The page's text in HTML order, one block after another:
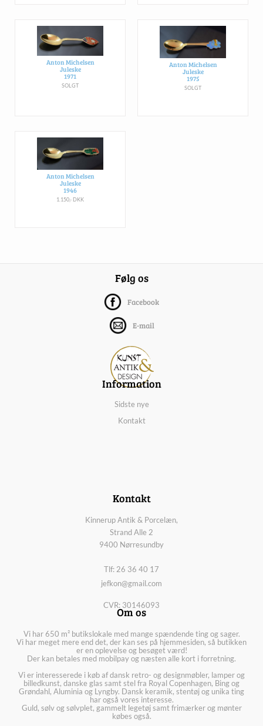
Anton Michelsen
Juleske
1971
SOLGT
Anton Michelsen
Juleske
1975
SOLGT
Anton Michelsen
Juleske
1946
1.150,- DKK
Følg os
Facebook
E-mail
Information
Sidste nye
Kontakt
Kontakt
Kinnerup Antik & Porcelæn,
Strand Alle 2
9400 Nørresundby
Tlf: 26 36 40 17
jefkon@gmail.com
CVR: 30146093
Om os
Vi har 650 m² butikslokale med mange spændende ting og sager.
Vi har meget mere end det, der kan ses på hjemmesiden, så butikken
er en oplevelse og besøget værd!
Der kan betales med mobilpay og næsten alle kort i forretning.
Vi er interesserede i køb af dansk retro- og designmøbler, lamper og
billedkunst, danske glas samt stel fra Royal Copenhagen, Bing og
Grøndahl, Aluminia og Lyngby. Dansk keramik, stentøj og unika ting
har også vores interesse.
Guld, sølv og sølvplet, gammelt legetøj samt frimærker og mønter
købes også.